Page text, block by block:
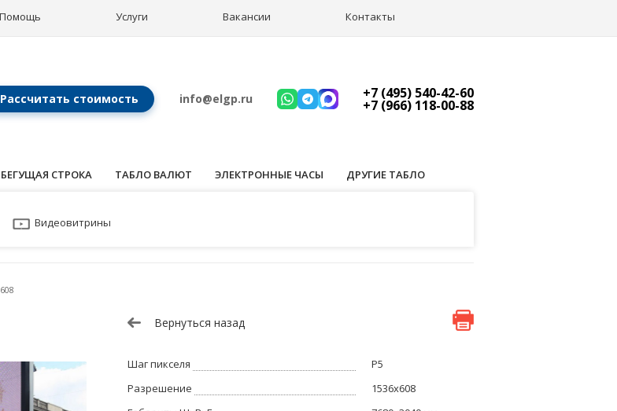
Помощь Услуги Вакансии Контакты
Рассчитать стоимость info@elgp.ru +7 (495) 540-42-60
+7 (966) 118-00-88
БЕГУЩАЯ СТРОКА ТАБЛО ВАЛЮТ ЭЛЕКТРОННЫЕ ЧАСЫ ДРУГИЕ ТАБЛО
Видеовитрины
Вернуться назад
Шаг пикселя
Р5
Разрешение
1536x608